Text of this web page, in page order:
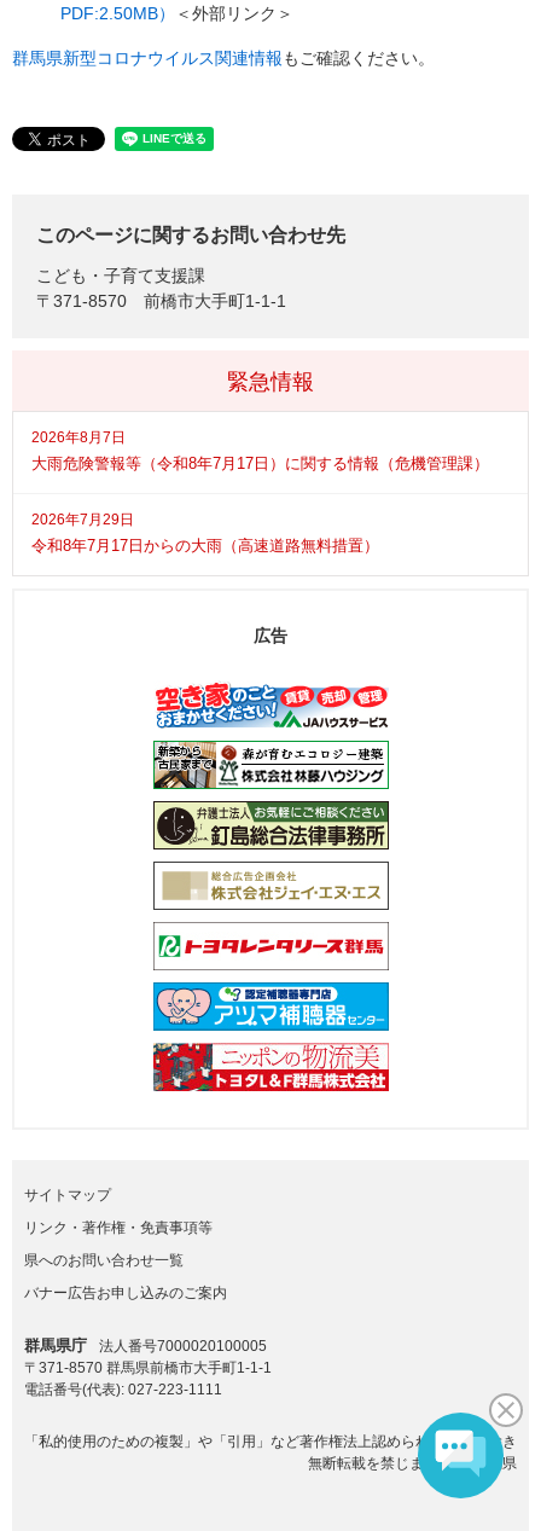
PDF:2.50MB）
＜外部リンク＞
群馬県新型コロナウイルス関連情報もご確認ください。
このページに関するお問い合わせ先
こども・子育て支援課
〒371-8570
前橋市大手町1-1-1
緊急情報
2026年8月7日
大雨危険警報等（令和8年7月17日）に関する情報（危機管理課）
2026年7月29日
令和8年7月17日からの大雨（高速道路無料措置）
広告
サイトマップ
リンク・著作権・免責事項等
県へのお問い合わせ一覧
バナー広告お申し込みのご案内
群馬県庁
法人番号7000020100005
〒371-8570 群馬県前橋市大手町1-1-1
電話番号(代表): 027-223-1111
「私的使用のための複製」や「引用」など著作権法上認められた場合を除き
無断転載を禁じます。(C)群馬県